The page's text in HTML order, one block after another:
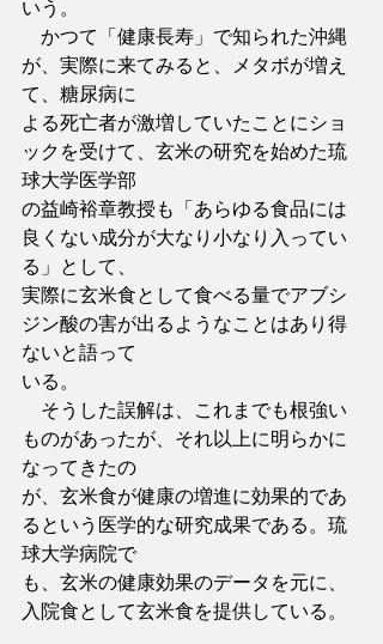
いう。
かつて「健康長寿」で知られた沖縄
が、実際に来てみると、メタボが増え
て、糖尿病に
よる死亡者が激増していたことにショ
ックを受けて、玄米の研究を始めた琉
球大学医学部
の益崎裕章教授も「あらゆる食品には
良くない成分が大なり小なり入ってい
る」として、
実際に玄米食として食べる量でアブシ
ジン酸の害が出るようなことはあり得
ないと語って
いる。
そうした誤解は、これまでも根強い
ものがあったが、それ以上に明らかに
なってきたの
が、玄米食が健康の増進に効果的であ
るという医学的な研究成果である。琉
球大学病院で
も、玄米の健康効果のデータを元に、
入院食として玄米食を提供している。